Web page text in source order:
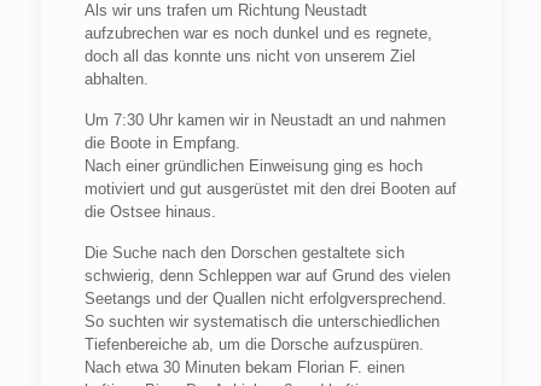
Als wir uns trafen um Richtung Neustadt
aufzubrechen war es noch dunkel und es regnete,
doch all das konnte uns nicht von unserem Ziel
abhalten.
Um 7:30 Uhr kamen wir in Neustadt an und nahmen
die Boote in Empfang.
Nach einer gründlichen Einweisung ging es hoch
motiviert und gut ausgerüstet mit den drei Booten auf
die Ostsee hinaus.
Die Suche nach den Dorschen gestaltete sich
schwierig, denn Schleppen war auf Grund des vielen
Seetangs und der Quallen nicht erfolgversprechend.
So suchten wir systematisch die unterschiedlichen
Tiefenbereiche ab, um die Dorsche aufzuspüren.
Nach etwa 30 Minuten bekam Florian F. einen